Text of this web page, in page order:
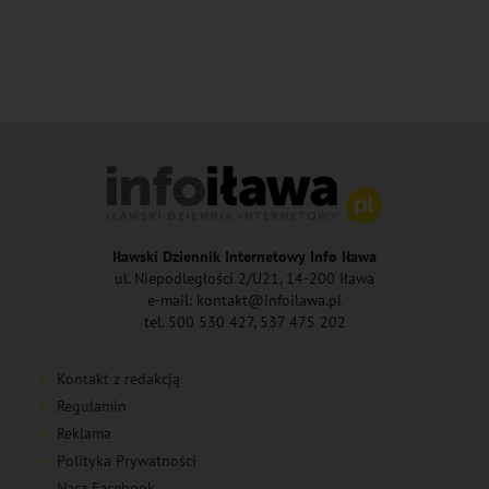
Iławski Dziennik Internetowy Info Iława
ul. Niepodległości 2/U21, 14-200 Iława
e-mail: kontakt@infoilawa.pl
tel. 500 530 427, 537 475 202
Kontakt z redakcją
Regulamin
Reklama
Polityka Prywatności